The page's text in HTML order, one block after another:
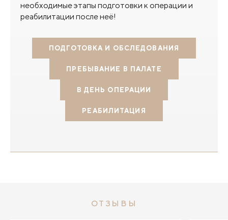
необходимые этапы подготовки к операции и
реабилитации после неё!
ПОДГОТОВКА И ОБСЛЕДОВАНИЯ
ПРЕБЫВАНИЕ В ПАЛАТЕ
В ДЕНЬ ОПЕРАЦИИ
РЕАБИЛИТАЦИЯ
ОТЗЫВЫ